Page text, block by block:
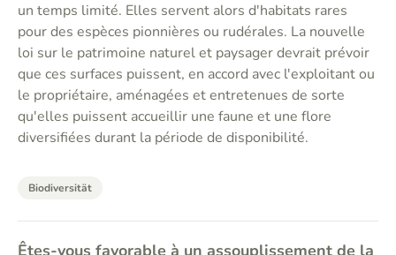
un temps limité. Elles servent alors d'habitats rares
pour des espèces pionnières ou rudérales. La nouvelle
loi sur le patrimoine naturel et paysager devrait prévoir
que ces surfaces puissent, en accord avec l'exploitant ou
le propriétaire, aménagées et entretenues de sorte
qu'elles puissent accueillir une faune et une flore
diversifiées durant la période de disponibilité.
Biodiversität
Êtes-vous favorable à un assouplissement de la